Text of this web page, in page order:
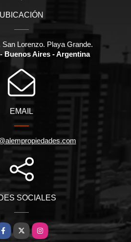
UBICACIÓN
Lorenzo. Playa Grande.
Buenos Aires - Argentina
EMAIL
SOCIALES
X Instagram